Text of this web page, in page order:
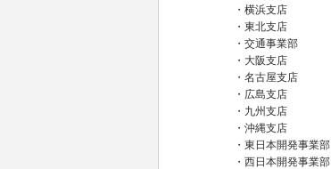
・横浜支店
・東北支店
・交通事業部
・大阪支店
・名古屋支店
・広島支店
・九州支店
・沖縄支店
・東日本開発事業部
・西日本開発事業部